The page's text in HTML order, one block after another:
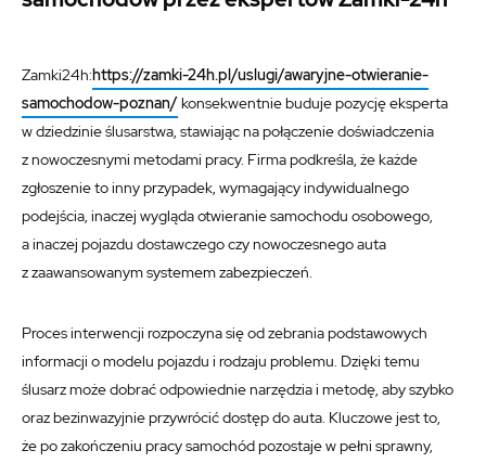
Zamki24h:https://zamki-24h.pl/uslugi/awaryjne-otwieranie-
samochodow-poznan/konsekwentnie buduje pozycję eksperta
w dziedzinie ślusarstwa, stawiając na połączenie doświadczenia
z nowoczesnymi metodami pracy. Firma podkreśla, że każde
zgłoszenie to inny przypadek, wymagający indywidualnego
podejścia, inaczej wygląda otwieranie samochodu osobowego,
a inaczej pojazdu dostawczego czy nowoczesnego auta
z zaawansowanym systemem zabezpieczeń.
Proces interwencji rozpoczyna się od zebrania podstawowych
informacji o modelu pojazdu i rodzaju problemu. Dzięki temu
ślusarz może dobrać odpowiednie narzędzia i metodę, aby szybko
oraz bezinwazyjnie przywrócić dostęp do auta. Kluczowe jest to,
że po zakończeniu pracy samochód pozostaje w pełni sprawny,